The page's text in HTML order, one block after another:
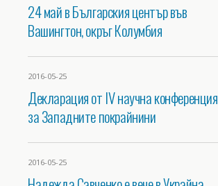
24 май в Българския център във
Вашингтон, окръг Колумбия
2016-05-25
Декларация от IV научна конференция
за Западните покрайнини
2016-05-25